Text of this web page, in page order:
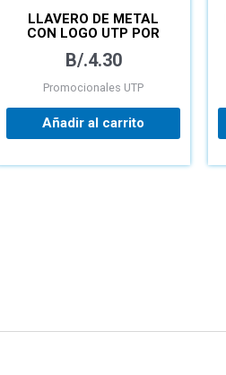
LLAVERO DE METAL
CON LOGO UTP POR
B/.4.30
Promocionales UTP
Añadir al carrito